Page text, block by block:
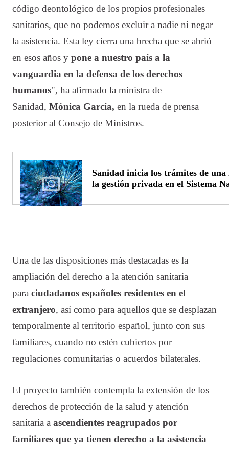
código deontológico de los propios profesionales
sanitarios, que no podemos excluir a nadie ni negar
la asistencia. Esta ley cierra una brecha que se abrió
en esos años y pone a nuestro país a la
vanguardia en la defensa de los derechos
humanos", ha afirmado la ministra de
Sanidad, Mónica García, en la rueda de prensa
posterior al Consejo de Ministros.
Sanidad inicia los trámites de
la gestión privada en el Sistema
Una de las disposiciones más destacadas es la
ampliación del derecho a la atención sanitaria
para ciudadanos españoles residentes en el
extranjero, así como para aquellos que se desplazan
temporalmente al territorio español, junto con sus
familiares, cuando no estén cubiertos por
regulaciones comunitarias o acuerdos bilaterales.
El proyecto también contempla la extensión de los
derechos de protección de la salud y atención
sanitaria a ascendientes reagrupados por
familiares que ya tienen derecho a la asistencia